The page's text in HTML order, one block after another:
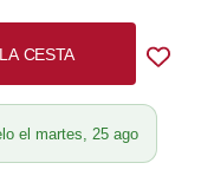
CESTA
el martes, 25 ago